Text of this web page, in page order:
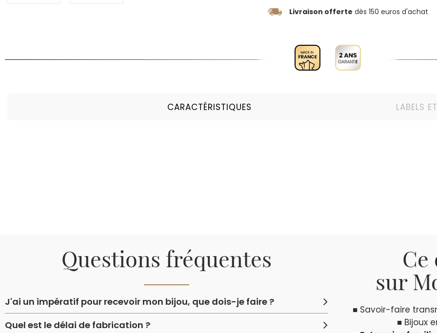
Livraison offerte dès 150 euros d'achat
CARACTÉRISTIQUES LABELS
Questions fréquentes
J'ai un impératif pour recevoir mon bijou, que dois-je faire ?
Quel est le délai de fabrication ?
sur
■ Savoir-faire
■ Bijoux